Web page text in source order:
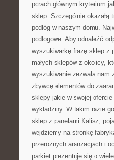
porach głównym kryterium
sklep. Szczególnie okazałą
podłóg w naszym domu.
podłogowe. Aby odnaleźć
wyszukiwarkę frazę sklep z
małych sklepów z okolicy,
wyszukiwanie zezwala nam
zbywcę elementów do
sklepy jakie w swojej
wykładziny. W takim razie
sklep z panelami Kalisz,
wejdziemy na stronkę
przeróżnych aranżacjach i
parkiet prezentuje się o